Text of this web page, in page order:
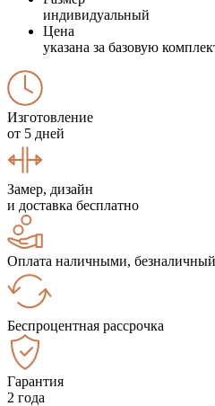
индивидуальный
Цена
указана за базовую
Изготовление
от 5 дней
Замер, дизайн
и доставка бесплатно
Оплата наличными, безналичный
Беспроцентная рассрочка
Гарантия
2 года